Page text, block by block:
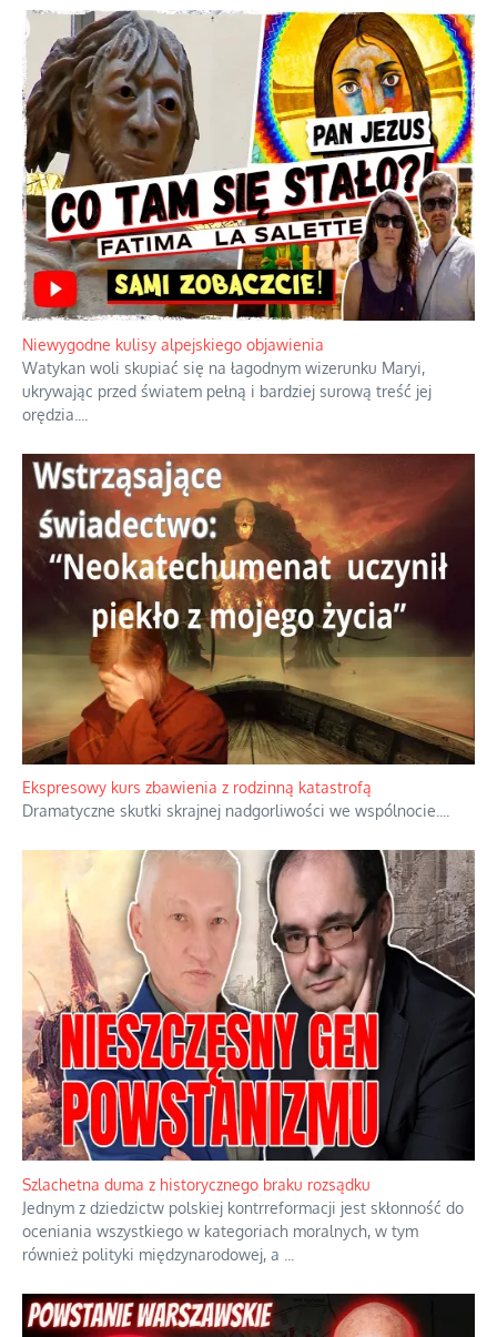
Ciemna strona podręcznikowych
mitów historycznych
Szybkie potwierdzenie dawnych
przypuszczeń telewizyjnych ekspertów
Niewygodne kulisy alpejskiego objawienia
Watykan woli skupiać się na łagodnym wizerunku Maryi,
ukrywając przed światem pełną i bardziej surową treść jej
orędzia....
Ekspresowy kurs zbawienia z rodzinną katastrofą
Dramatyczne skutki skrajnej nadgorliwości we wspólnocie.